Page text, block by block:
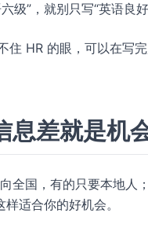
级”，就别只写“英语良
住 HR 的眼，可以在写
息差就是机
全国，有的只要本地人
适合你的好机会。